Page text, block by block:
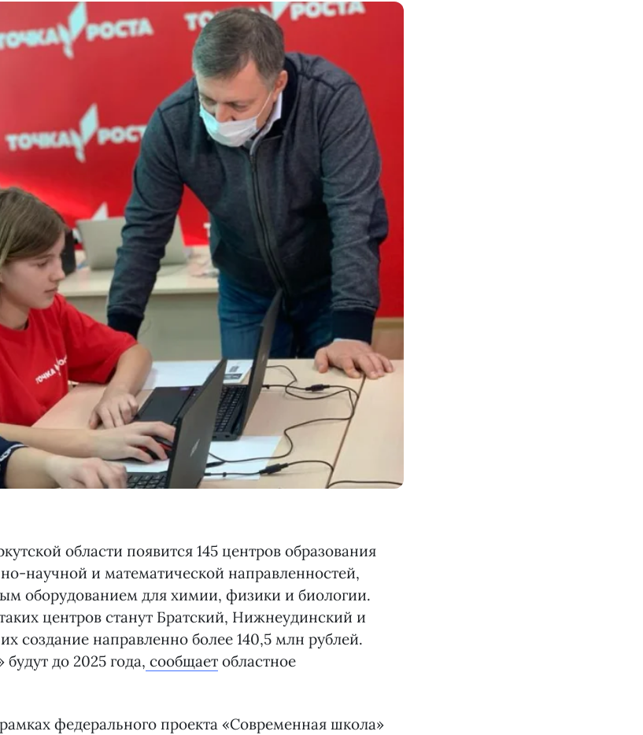
области появится 145 центров образования
научной и математической направленностей,
оборудованием для химии, физики и биологии.
центров станут Братский, Нижнеудинский и
создание направленно более 140,5 млн рублей.
будут до 2025 года, сообщает областное
федерального проекта «Современная школа»